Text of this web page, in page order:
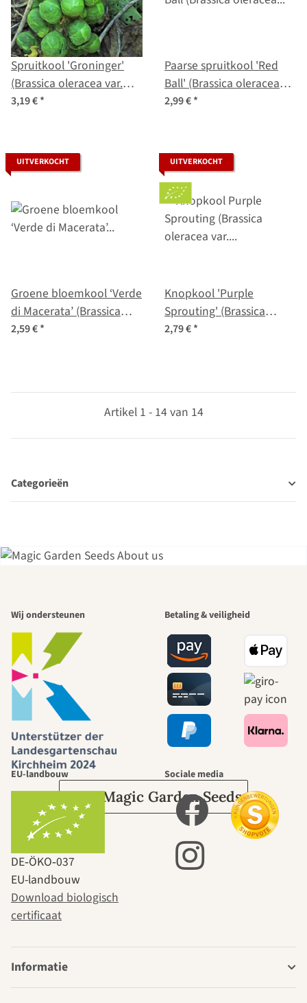
Spruitkool 'Groninger'
(Brassica oleracea var.
gemmifera) bio zaad
3,19 €*
Paarse spruitkool 'Red
Ball' (Brassica oleracea
var.gemmifera) zaden
2,99 €*
UITVERKOCHT
Groene bloemkool ‘Verde
di Macerata’ (Brassica
oleracea) zaden
2,59 €*
UITVERKOCHT
Knopkool 'Purple
Sprouting' (Brassica
oleracea var. italica) bio
2,79 €*
Artikel 1 - 14 van 14
Categorieën
mooiste paden
naar onszelf
leidt door de
tuin.
Over Magic Garden Seeds
Wij ondersteunen Betaling & veiligheid
EU-landbouw
DE‑ÖKO‑037
EU-landbouw
Download biologisch
certificaat
Sociale media
Informatie